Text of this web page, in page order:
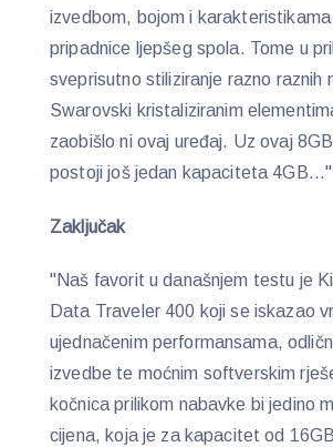
izvedbom, bojom i karakteristikama
pripadnice ljepšeg spola. Tome u
sveprisutno stiliziranje razno raznih
Swarovski kristaliziranim
zaobišlo ni ovaj uređaj. Uz ovaj
postoji još jedan kapaciteta 4GB…"
Zaključak
"Naš favorit u današnjem testu je
Data Traveler 400 koji se iskazao
ujednačenim performansama,
izvedbe te moćnim softverskim
kočnica prilikom nabavke bi jedino
cijena, koja je za kapacitet od